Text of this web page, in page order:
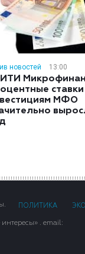
новостей 13:00
МФО
ПОЛИТИКА
. email: